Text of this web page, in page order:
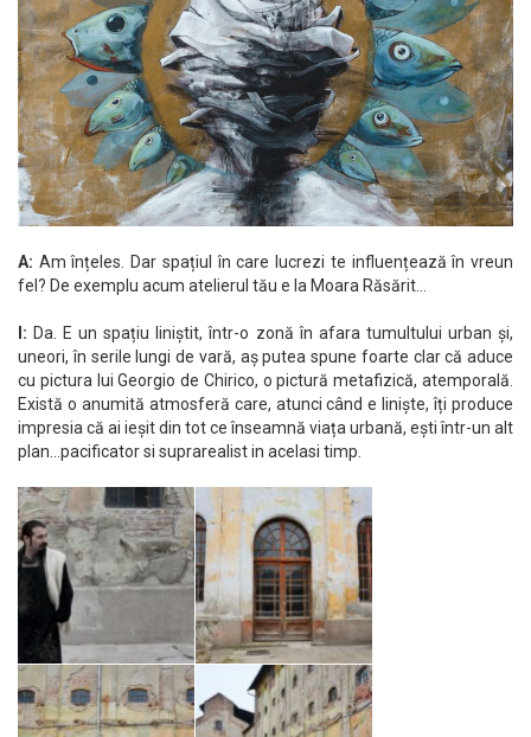
A: Am înțeles. Dar spațiul în care lucrezi te influențează în vreun
fel? De exemplu acum atelierul tău e la Moara Răsărit…
I: Da. E un spațiu liniștit, într-o zonă în afara tumultului urban și,
uneori, în serile lungi de vară, aș putea spune foarte clar că aduce
cu pictura lui Georgio de Chirico, o pictură metafizică, atemporală.
Există o anumită atmosferă care, atunci când e liniște, îți produce
impresia că ai ieșit din tot ce înseamnă viața urbană, ești într-un alt
plan…pacificator si suprarealist in acelasi timp.